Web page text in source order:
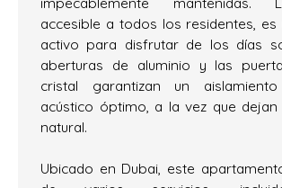
accesible a todos los residentes, es
activo para disfrutar de los días
aberturas de aluminio y las
cristal garantizan un
acústico óptimo, a la vez que
natural.
Ubicado en Dubai, este